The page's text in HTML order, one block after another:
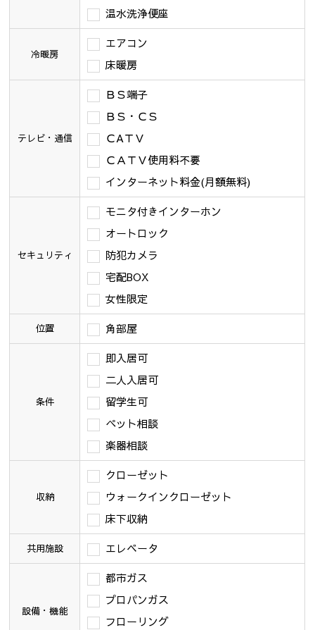
温水洗浄便座
冷暖房
エアコン
床暖房
テレビ・通信
ＢＳ端子
ＢＳ・ＣＳ
ＣAＴＶ
ＣＡＴＶ使用料不要
インターネット料金(月額無料)
セキュリティ
モニタ付きインターホン
オートロック
防犯カメラ
宅配BOX
女性限定
位置 角部屋
条件
即入居可
二人入居可
留学生可
ペット相談
楽器相談
収納
クローゼット
ウォークインクローゼット
床下収納
共用施設 エレベータ
設備・機能
都市ガス
プロパンガス
フローリング